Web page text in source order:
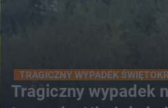
TRAGICZNY WYPADEK
Tragiczny wypadek